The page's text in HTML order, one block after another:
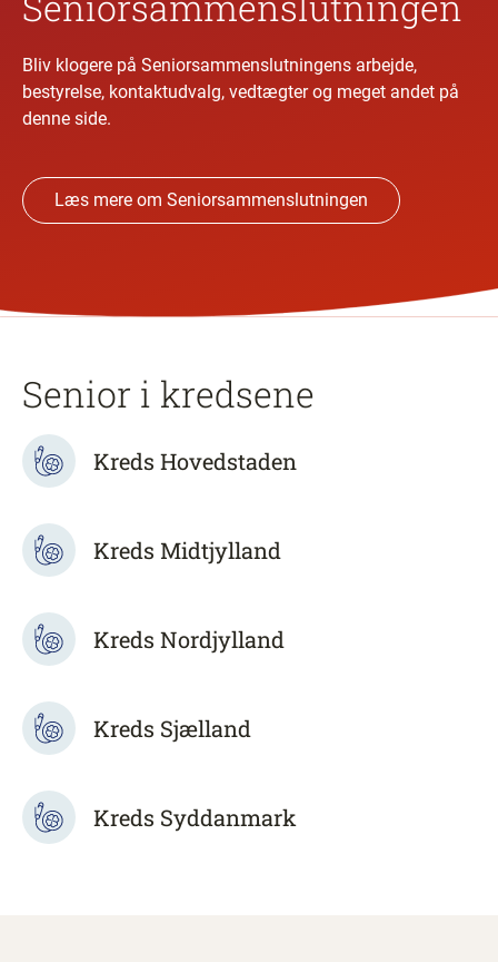
Bliv klogere på Seniorsammenslutningens arbejde,
bestyrelse, kontaktudvalg, vedtægter og meget andet på
denne side.
Læs mere om Seniorsammenslutningen
Senior i kredsene
Kreds Hovedstaden
Kreds Midtjylland
Kreds Nordjylland
Kreds Sjælland
Kreds Syddanmark